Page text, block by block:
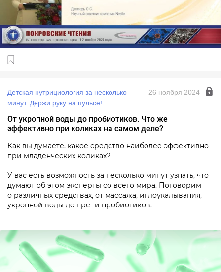
Детская нутрициология за несколько
минут. Держи руку на пульсе!
26 ноября 2024
От укропной воды до пробиотиков. Что же
эффективно при коликах на самом деле?
Как вы думаете, какое средство наиболее эффективно
при младенческих коликах?
У вас есть возможность за несколько минут узнать, что
думают об этом эксперты со всего мира. Поговорим
о различных средствах, от массажа, иглоукалывания,
укропной воды до пре- и пробиотиков.